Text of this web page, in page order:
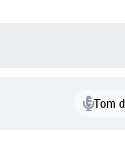
Tom